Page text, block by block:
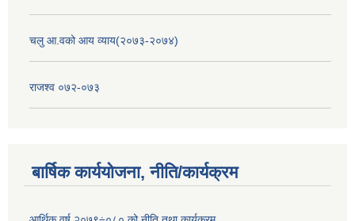
चलु आ.वको आय व्याय(२०७३-२०७४)
राजश्व ०७२-०७३
बार्षिक कार्ययोजना, नीति/कार्यक्रम